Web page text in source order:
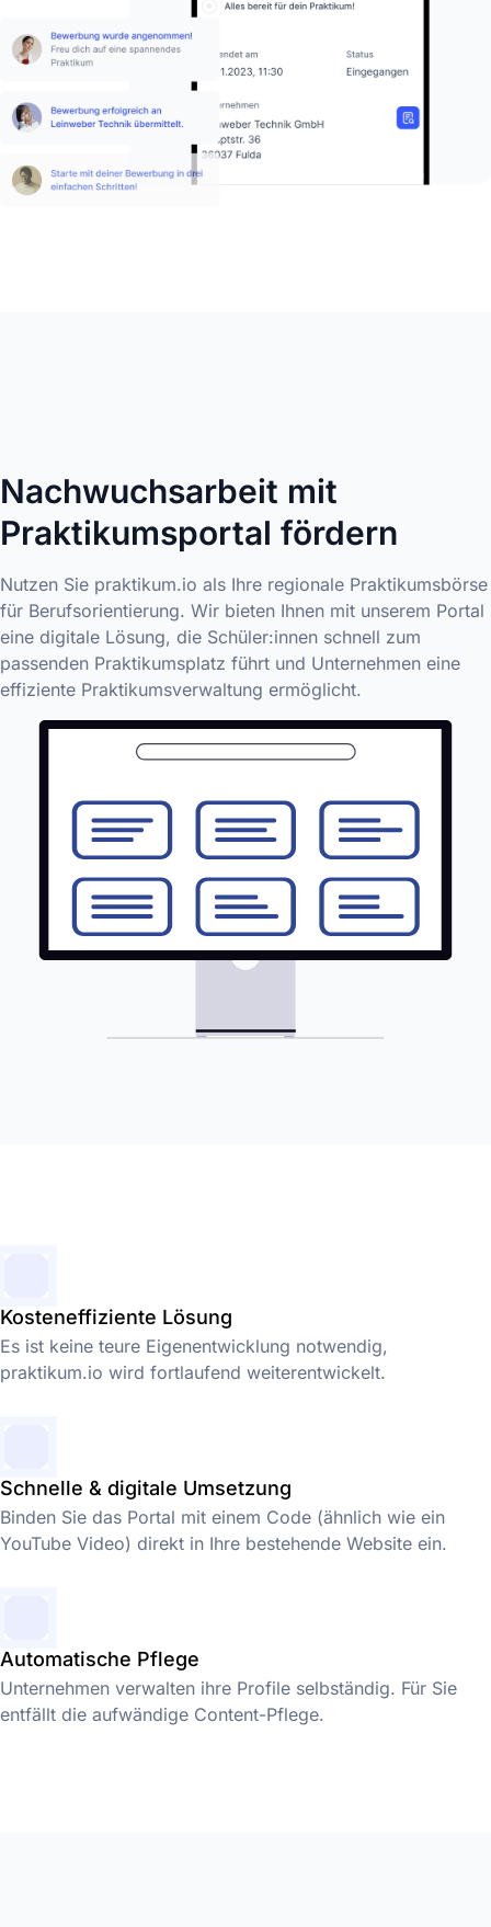
Nachwuchsarbeit mit
Praktikumsportal fördern
Nutzen Sie praktikum.io als Ihre regionale Praktikumsbörse
für Berufsorientierung. Wir bieten Ihnen mit unserem Portal
eine digitale Lösung, die Schüler:innen schnell zum
passenden Praktikumsplatz führt und Unternehmen eine
effiziente Praktikumsverwaltung ermöglicht.
Kosteneffiziente Lösung
Es ist keine teure Eigenentwicklung notwendig,
praktikum.io wird fortlaufend weiterentwickelt.
Schnelle & digitale Umsetzung
Binden Sie das Portal mit einem Code (ähnlich wie ein
YouTube Video) direkt in Ihre bestehende Website ein.
Automatische Pflege
Unternehmen verwalten ihre Profile selbständig. Für Sie
entfällt die aufwändige Content-Pflege.